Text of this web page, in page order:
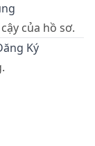
của hồ sơ.
Ký